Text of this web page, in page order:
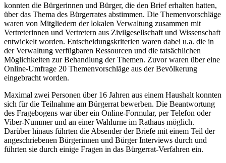
konnten die Bürgerinnen und Bürger, die den Brief erhalten hatten,
über das Thema des Bürgerrates abstimmen. Die Themenvorschläge
waren von Mitgliedern der lokalen Verwaltung zusammen mit
Vertreterinnen und Vertretern aus Zivilgesellschaft und Wissenschaft
entwickelt worden. Entscheidungskriterien waren dabei u.a. die in
der Verwaltung verfügbaren Ressourcen und die tatsächlichen
Möglichkeiten zur Behandlung der Themen. Zuvor waren über eine
Online-Umfrage 20 Themenvorschläge aus der Bevölkerung
eingebracht worden.
Maximal zwei Personen über 16 Jahren aus einem Haushalt konnten
sich für die Teilnahme am Bürgerrat bewerben. Die Beantwortung
des Fragebogens war über ein Online-Formular, per Telefon oder
Viber-Nummer und an einer Wahlurne im Rathaus möglich.
Darüber hinaus führten die Absender der Briefe mit einem Teil der
angeschriebenen Bürgerinnen und Bürger Interviews durch und
führten sie durch einige Fragen in das Bürgerrat-Verfahren ein.